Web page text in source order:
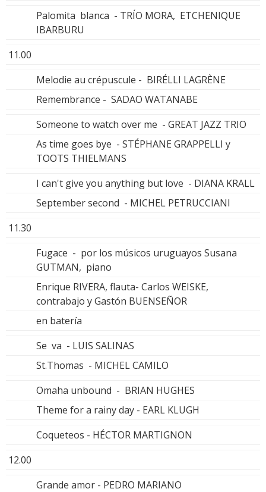
Palomita blanca - TRÍO MORA, ETCHENIQUE
IBARBURU
11.00
Melodie au crépuscule - BIRÉLLI LAGRÈNE
Remembrance - SADAO WATANABE
Someone to watch over me - GREAT JAZZ TRIO
As time goes bye - STÉPHANE GRAPPELLI y
TOOTS THIELMANS
I can't give you anything but love - DIANA KRALL
September second - MICHEL PETRUCCIANI
11.30
Fugace - por los músicos uruguayos Susana
GUTMAN, piano
Enrique RIVERA, flauta- Carlos WEISKE,
contrabajo y Gastón BUENSEÑOR
en batería
Se va - LUIS SALINAS
St.Thomas - MICHEL CAMILO
Omaha unbound - BRIAN HUGHES
Theme for a rainy day - EARL KLUGH
Coqueteos - HÉCTOR MARTIGNON
12.00
Grande amor - PEDRO MARIANO